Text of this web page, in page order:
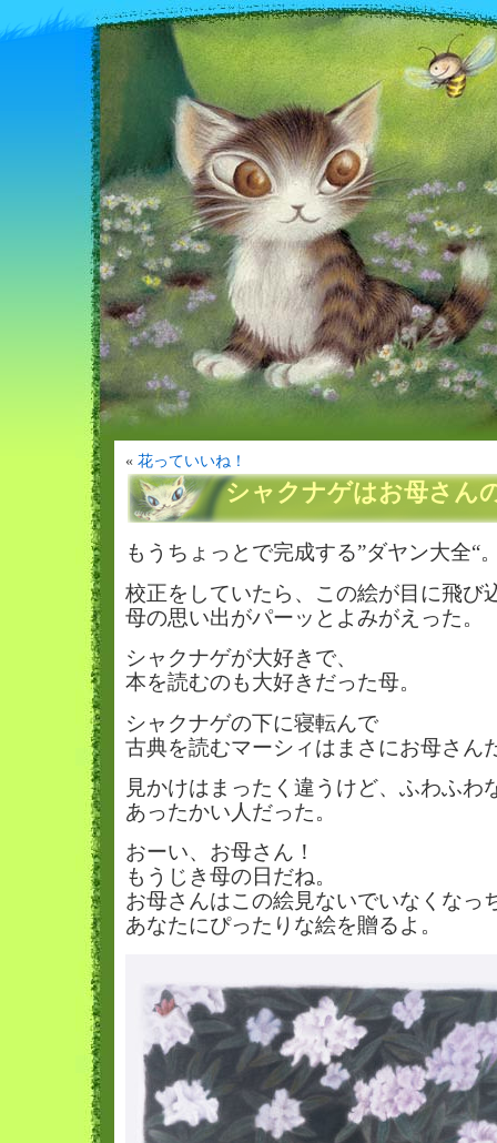
« 花っていいね！
シャクナゲはお母さん
もうちょっとで完成する”ダヤン大全“
校正をしていたら、この絵が目に飛び
母の思い出がパーッとよみがえった。
シャクナゲが大好きで、
本を読むのも大好きだった母。
シャクナゲの下に寝転んで
古典を読むマーシィはまさにお母さん
見かけはまったく違うけど、ふわふわ
あったかい人だった。
おーい、お母さん！
もうじき母の日だね。
お母さんはこの絵見ないでいなくなっ
あなたにぴったりな絵を贈るよ。